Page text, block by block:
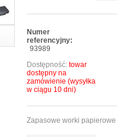
Numer
referencyjny:
93989
Dostępność: towar
dostępny na
zamówienie (wysyłka
w ciągu 10 dni)
Zapasowe worki papierowe